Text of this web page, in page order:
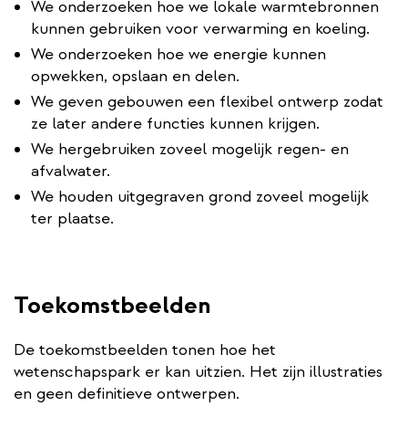
We onderzoeken hoe we lokale warmtebronnen
kunnen gebruiken voor verwarming en koeling.
We onderzoeken hoe we energie kunnen
opwekken, opslaan en delen.
We geven gebouwen een flexibel ontwerp zodat
ze later andere functies kunnen krijgen.
We hergebruiken zoveel mogelijk regen- en
afvalwater.
We houden uitgegraven grond zoveel mogelijk
ter plaatse.
Toekomstbeelden
De toekomstbeelden tonen hoe het
wetenschapspark er kan uitzien. Het zijn illustraties
en geen definitieve ontwerpen.